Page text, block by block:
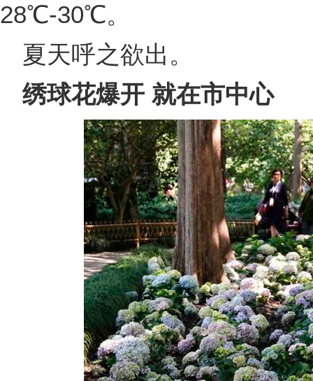
28℃-30℃。
夏天呼之欲出。
绣球花爆开 就在市中心